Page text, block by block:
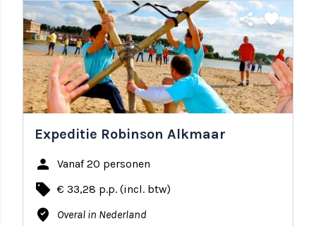
share favorite
Expeditie Robinson Alkmaar
person Vanaf 20 personen
local_offer € 33,28 p.p. (incl. btw)
where_to_vote Overal in Nederland